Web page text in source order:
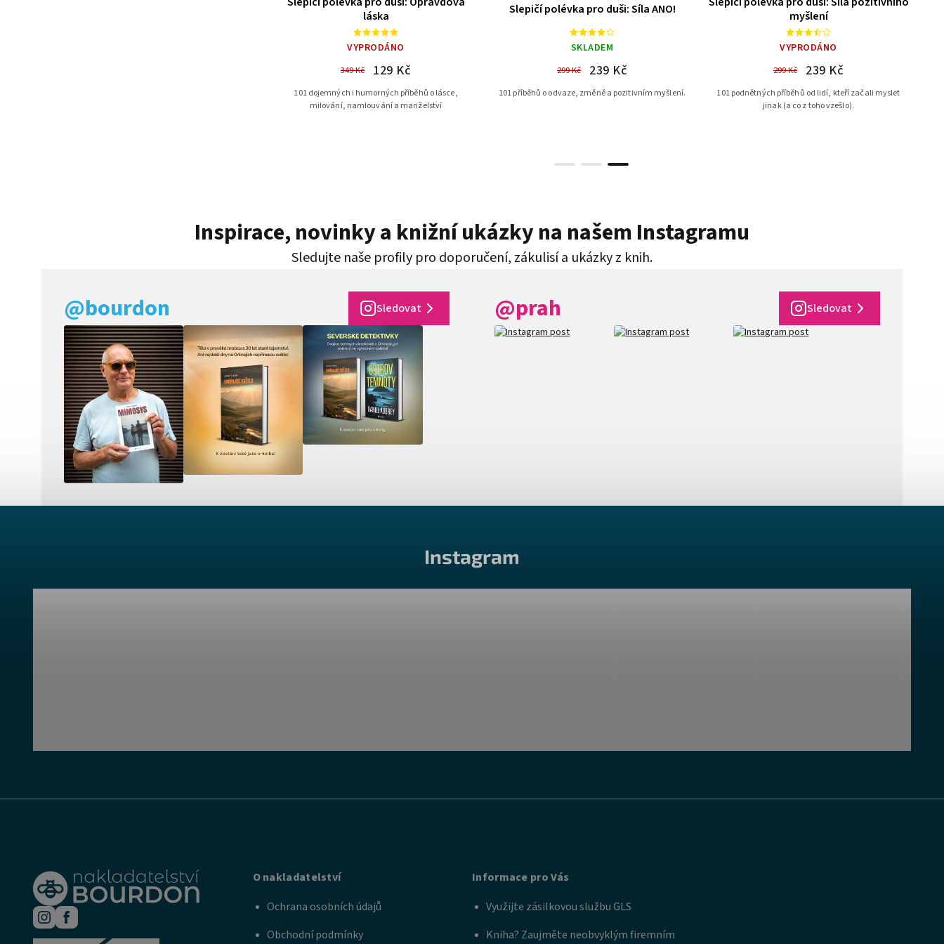
láska
VYPRODÁNO
349 Kč 129 Kč
101 dojemných i humorných příběhů o lásce,
milování, namlouvání a manželství
Slepičí polévka pro duši: Síla ANO!
SKLADEM
299 Kč 239 Kč
101 příběhů o odvaze, změně a pozitivním myšlení.
myšlení
VYPRODÁNO
299 Kč 239 Kč
101 podnětných příběhů od lidí, kteří začali myslet
jinak (a co z toho vzešlo).
Inspirace, novinky a knižní ukázky na našem Instagramu
Sledujte naše profily pro doporučení, zákulisí a ukázky z knih.
@bourdon Sledovat @prah Sledovat
O nakladatelství
Ochrana osobních údajů
Obchodní podmínky
Informace pro Vás
Využijte zásilkovou službu GLS
Kniha? Zaujměte neobvyklým firemním
Instagram